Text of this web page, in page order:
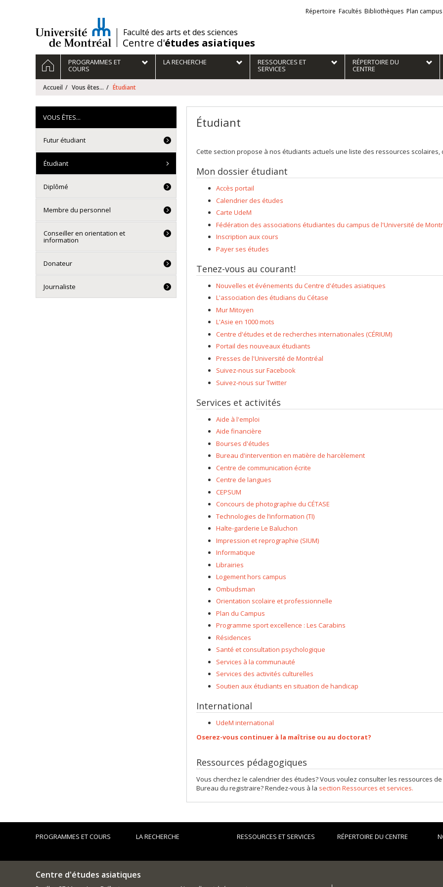
/Faculté des arts et des sciences
Centre d'études asiatiques
Liens
externes
Répertoire Facultés Bibliothèques Plan campus
Navigation
principale
ACCUEILPROGRAMMES ET
COURS
LA RECHERCHE RESSOURCES ET
SERVICES
RÉPERTOIRE DU
CENTRE
Accueil Vous êtes... Étudiant
Étudiant
Cette section propose à nos étudiants actuels une liste des ressources
Mon dossier étudiant
Accès portail
Calendrier des études
Carte UdeM
Fédération des associations étudiantes du campus de l'Université de
Inscription aux cours
Payer ses études
Tenez-vous au courant!
Nouvelles et événements du Centre d'études asiatiques
L'association des étudians du Cétase
Mur Mitoyen
L'Asie en 1000 mots
Centre d'études et de recherches internationales (CÉRIUM)
Portail des nouveaux étudiants
Presses de l'Université de Montréal
Suivez-nous sur Facebook
Suivez-nous sur Twitter
Services et activités
Aide à l'emploi
Aide financière
Bourses d'études
Bureau d'intervention en matière de harcèlement
Centre de communication écrite
Centre de langues
CEPSUM
Concours de photographie du CÉTASE
Technologies de l’information (TI)
Halte-garderie Le Baluchon
Impression et reprographie (SIUM)
Informatique
Librairies
Logement hors campus
Ombudsman
Orientation scolaire et professionnelle
Plan du Campus
Programme sport excellence : Les Carabins
Résidences
Santé et consultation psychologique
Services à la communauté
Services des activités culturelles
Soutien aux étudiants en situation de handicap
International
UdeM international
Oserez-vous continuer à la maîtrise ou au doctorat?
Ressources pédagogiques
Vous cherchez le calendrier des études? Vous voulez consulter les ressources
Bureau du registraire? Rendez-vous à la section Ressources et services.
VOUS ÊTES...
Futur étudiant
Étudiant
Diplômé
Membre du personnel
Conseiller en orientation et
information
Donateur
Journaliste
PROGRAMMES ET COURS LA RECHERCHE RESSOURCES ET SERVICES RÉPERTOIRE DU CENTRE
Centre d'études asiatiques